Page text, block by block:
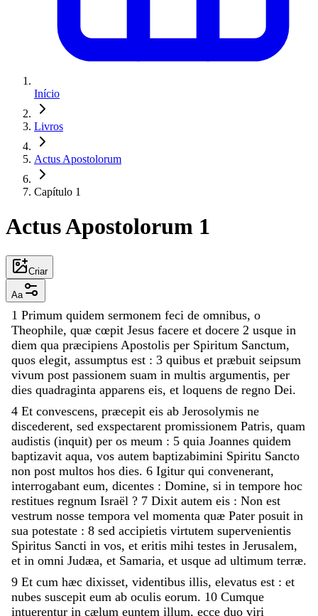
Início
Livros
Actus Apostolorum
Capítulo 1
Actus Apostolorum 1
Criar
Aa
1 Primum quidem sermonem feci de omnibus, o
Theophile, quæ cœpit Jesus facere et docere 2 usque in
diem qua præcipiens Apostolis per Spiritum Sanctum,
quos elegit, assumptus est : 3 quibus et præbuit seipsum
vivum post passionem suam in multis argumentis, per
dies quadraginta apparens eis, et loquens de regno Dei.
4 Et convescens, præcepit eis ab Jerosolymis ne
discederent, sed exspectarent promissionem Patris, quam
audistis (inquit) per os meum : 5 quia Joannes quidem
baptizavit aqua, vos autem baptizabimini Spiritu Sancto
non post multos hos dies. 6 Igitur qui convenerant,
interrogabant eum, dicentes : Domine, si in tempore hoc
restitues regnum Israël ? 7 Dixit autem eis : Non est
vestrum nosse tempora vel momenta quæ Pater posuit in
sua potestate : 8 sed accipietis virtutem supervenientis
Spiritus Sancti in vos, et eritis mihi testes in Jerusalem,
et in omni Judæa, et Samaria, et usque ad ultimum terræ.
9 Et cum hæc dixisset, videntibus illis, elevatus est : et
nubes suscepit eum ab oculis eorum. 10 Cumque
intuerentur in cælum euntem illum, ecce duo viri